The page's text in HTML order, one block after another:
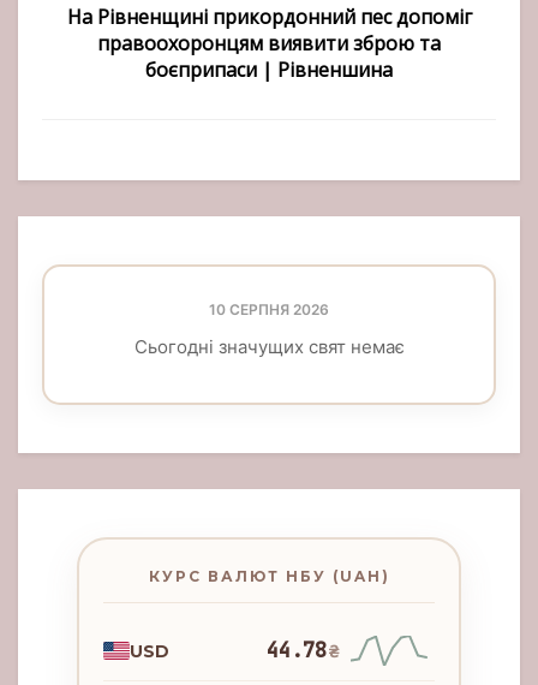
На Рівненщині прикордонний пес допоміг
правоохоронцям виявити зброю та
боєприпаси | Рівненшина
10 СЕРПНЯ 2026
Сьогодні значущих свят немає
КУРС ВАЛЮТ НБУ (UAH)
USD 44.78₴